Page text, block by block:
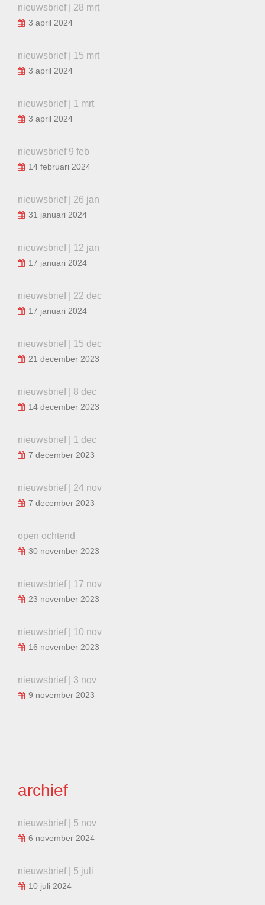
nieuwsbrief | 28 mrt
3 april 2024
nieuwsbrief | 15 mrt
3 april 2024
nieuwsbrief | 1 mrt
3 april 2024
nieuwsbrief 9 feb
14 februari 2024
nieuwsbrief | 26 jan
31 januari 2024
nieuwsbrief | 12 jan
17 januari 2024
nieuwsbrief | 22 dec
17 januari 2024
nieuwsbrief | 15 dec
21 december 2023
nieuwsbrief | 8 dec
14 december 2023
nieuwsbrief | 1 dec
7 december 2023
nieuwsbrief | 24 nov
7 december 2023
open ochtend
30 november 2023
nieuwsbrief | 17 nov
23 november 2023
nieuwsbrief | 10 nov
16 november 2023
nieuwsbrief | 3 nov
9 november 2023
archief
nieuwsbrief | 5 nov
6 november 2024
nieuwsbrief | 5 juli
10 juli 2024